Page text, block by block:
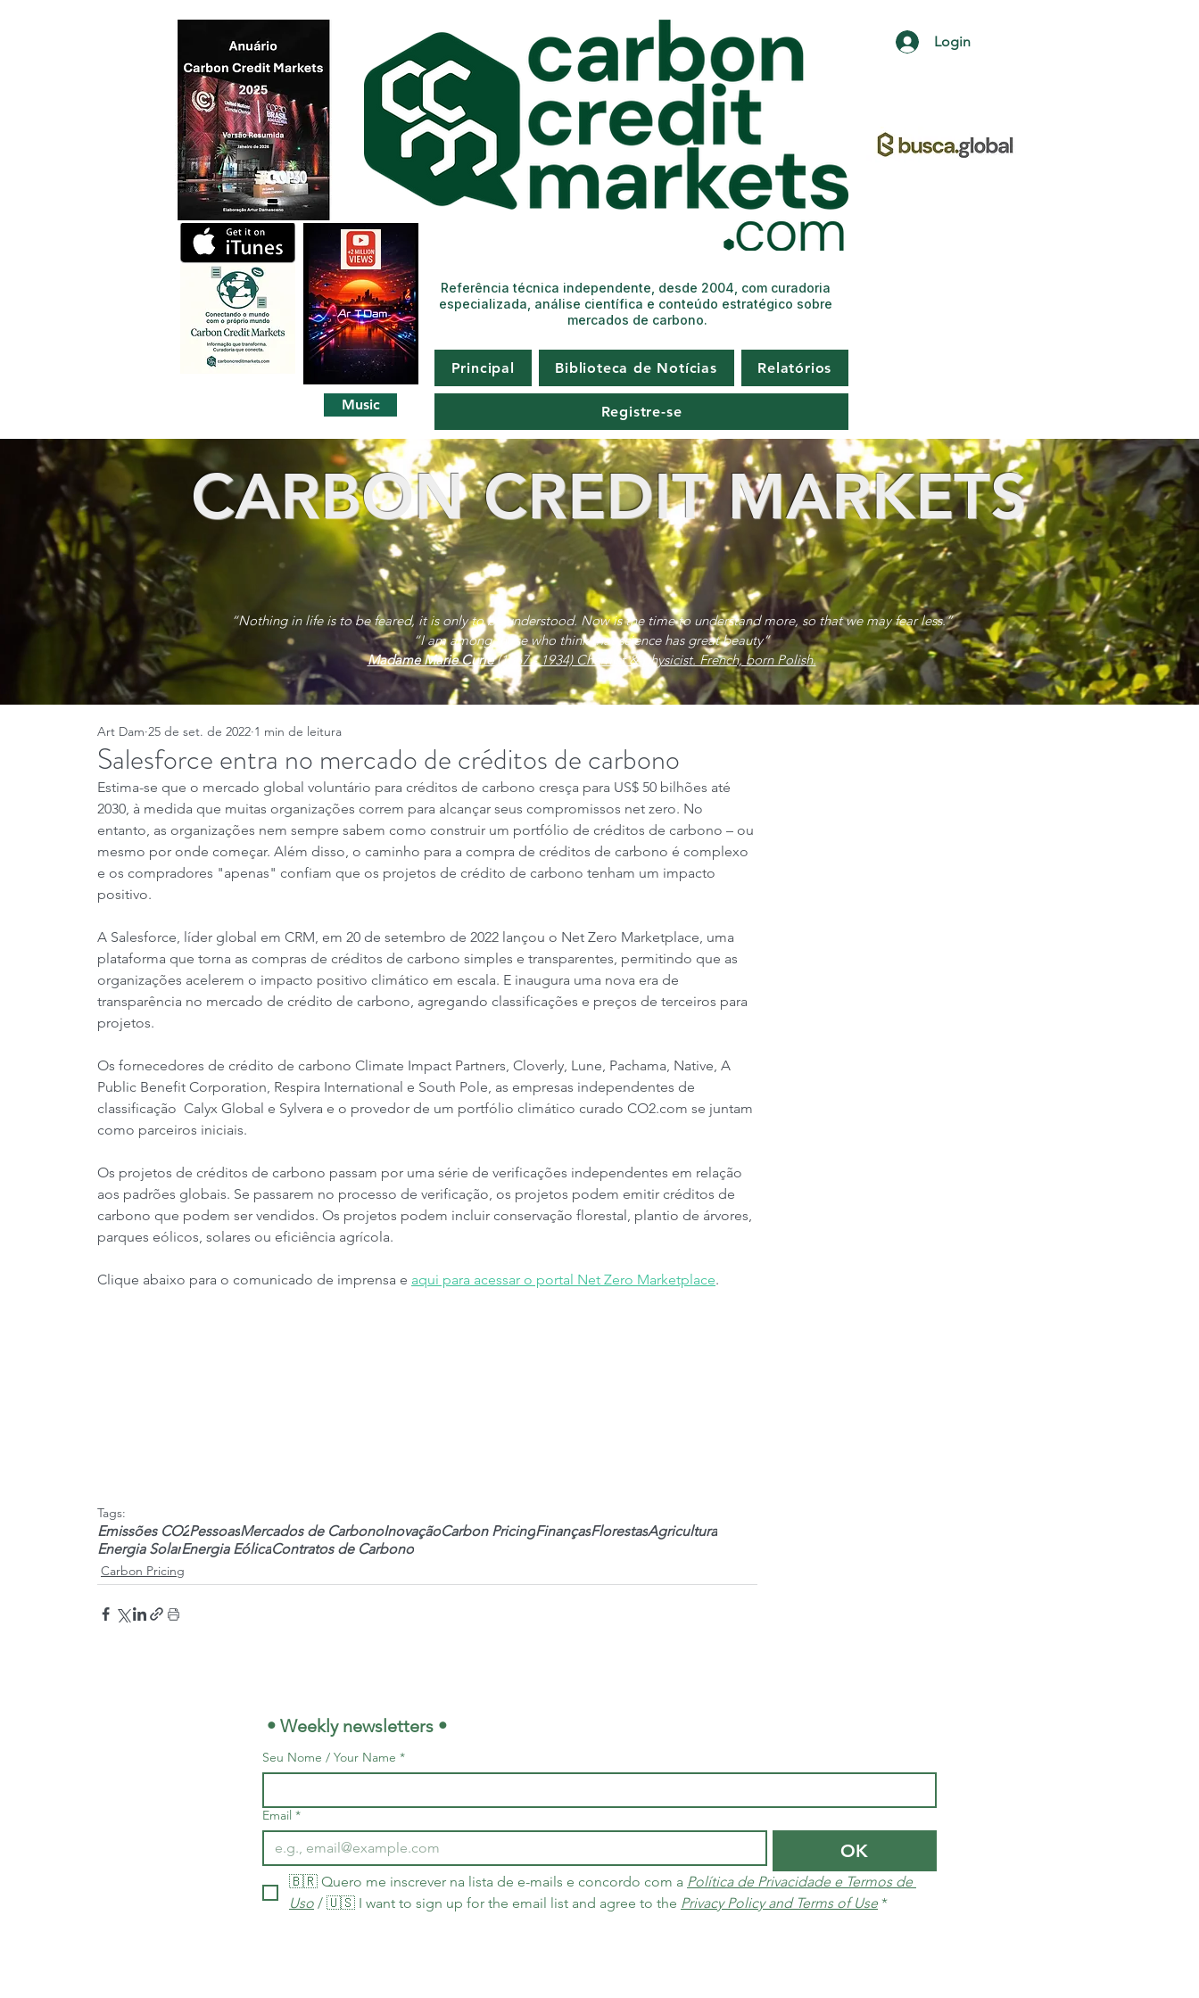
Principal Biblioteca de Notícias Relatórios
Registre-se
Referência técnica independente, desde 2004, com curadoria
especializada, análise científica e conteúdo estratégico sobre
mercados de carbono.
Music
Login
Salesforce entra no mercado de créditos de carbono
Art Dam 25 de set. de 2022 1 min de leitura
Estima-se que o mercado global voluntário para créditos de carbono cresça para US$ 50 bilhões até
2030, à medida que muitas organizações correm para alcançar seus compromissos net zero. No
entanto, as organizações nem sempre sabem como construir um portfólio de créditos de carbono – ou
mesmo por onde começar. Além disso, o caminho para a compra de créditos de carbono é complexo
e os compradores "apenas" confiam que os projetos de crédito de carbono tenham um impacto
positivo.
A Salesforce, líder global em CRM, em 20 de setembro de 2022 lançou o Net Zero Marketplace, uma
plataforma que torna as compras de créditos de carbono simples e transparentes, permitindo que as
organizações acelerem o impacto positivo climático em escala. E inaugura uma nova era de
transparência no mercado de crédito de carbono, agregando classificações e preços de terceiros para
projetos.
Os fornecedores de crédito de carbono Climate Impact Partners, Cloverly, Lune, Pachama, Native, A
Public Benefit Corporation, Respira International e South Pole, as empresas independentes de
classificação  Calyx Global e Sylvera e o provedor de um portfólio climático curado CO2.com se juntam
como parceiros iniciais.
Os projetos de créditos de carbono passam por uma série de verificações independentes em relação
aos padrões globais. Se passarem no processo de verificação, os projetos podem emitir créditos de
carbono que podem ser vendidos. Os projetos podem incluir conservação florestal, plantio de árvores,
parques eólicos, solares ou eficiência agrícola.
Clique abaixo para o comunicado de imprensa e aqui para acessar o portal Net Zero Marketplace.
Tags:
Emissões CO2PessoasMercados de CarbonoInovaçãoCarbon PricingFinançasFlorestasAgricultura
Energia SolarEnergia EólicaContratos de Carbono
Carbon Pricing
CARBON CREDIT MARKETS
“Nothing in life is to be feared, it is only to be understood. Now is the time to understand more, so that we may fear less.”
“I am among those who think that science has great beauty”
Madame Marie Curie(1867 - 1934) Chemist & physicist. French, born Polish.
• Weekly newsletters •
Seu Nome / Your Name *
Email *
OK
🇧🇷 Quero me inscrever na lista de e-mails e concordo com a Política de Privacidade e Termos de
Uso / 🇺🇸 I want to sign up for the email list and agree to the Privacy Policy and Terms of Use *